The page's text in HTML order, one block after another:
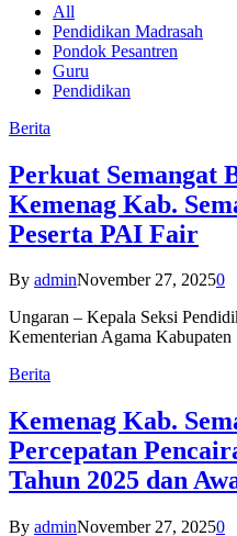
All
Pendidikan Madrasah
Pondok Pesantren
Guru
Pendidikan
Berita
Perkuat Semangat
Kemenag Kab.
Peserta PAI Fair
By adminNovember 27, 20250
Ungaran – Kepala Seksi
Kementerian Agama
Berita
Kemenag Kab.
Percepatan
Tahun 2025 dan
By adminNovember 27, 20250